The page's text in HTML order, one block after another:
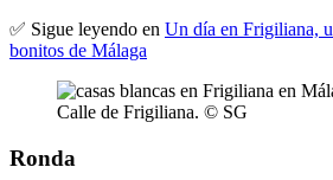
✅ Sigue leyendo en Un día en Frigiliana,
bonitos de Málaga
Calle de Frigiliana. © SG
Ronda